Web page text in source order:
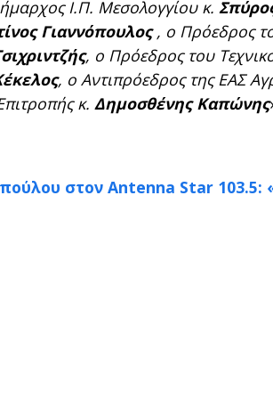
Ι.Π. Μεσολογγίου κ.
Γιαννόπουλος, ο Πρόεδρος
, ο Πρόεδρος του
, ο Αντιπρόεδρος της ΕΑΣ
κ.Δημοσθένης Καπώνης
στον Antenna Star 103.5: